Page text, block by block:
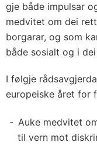
gje både impulsar
medvitet om dei
borgarar, og som
både sosialt og i
I følgje
europeiske året for
Auke medvitet
til vern mot